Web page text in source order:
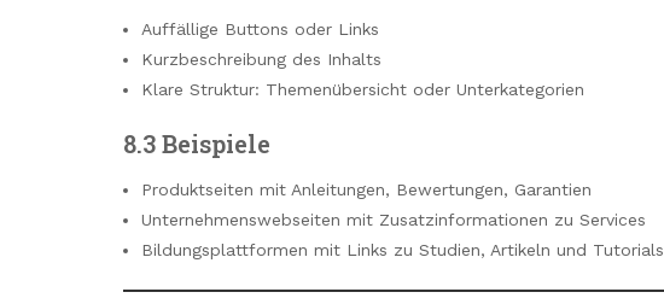
Auffällige Buttons oder Links
Kurzbeschreibung des Inhalts
Klare Struktur: Themenübersicht oder Unterkategorien
8.3 Beispiele
Produktseiten mit Anleitungen, Bewertungen, Garantien
Unternehmenswebseiten mit Zusatzinformationen zu Services
Bildungsplattformen mit Links zu Studien, Artikeln und Tutorials